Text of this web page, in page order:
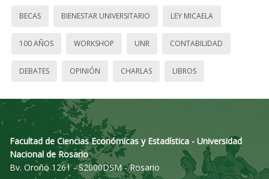
BECAS BIENESTAR UNIVERSITARIO LEY MICAELA
100 AÑOS WORKSHOP UNR CONTABILIDAD
DEBATES OPINIÓN CHARLAS LIBROS
Facultad de Ciencias Económicas y Estadística - Universidad
Nacional de Rosario
Bv. Oroño 1261 - S2000DSM - Rosario